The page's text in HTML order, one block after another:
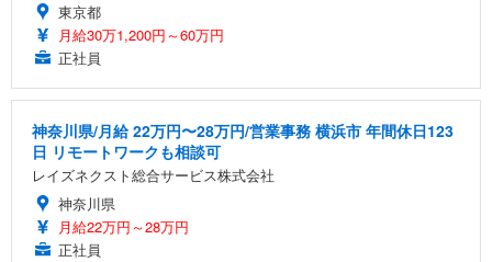
東京都
月給30万1,200円～60万円
正社員
神奈川県/月給 22万円〜28万円/営業事務 横浜市 年間休日123
日 リモートワークも相談可
レイズネクスト総合サービス株式会社
神奈川県
月給22万円～28万円
正社員